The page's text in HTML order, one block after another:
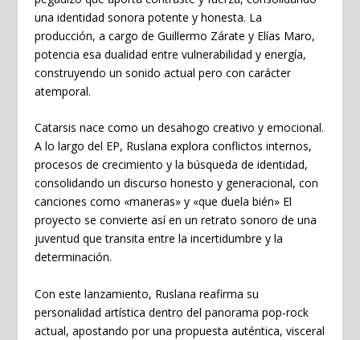
una identidad sonora potente y honesta. La
producción, a cargo de Guillermo Zárate y Elías Maro,
potencia esa dualidad entre vulnerabilidad y energía,
construyendo un sonido actual pero con carácter
atemporal.
Catarsis nace como un desahogo creativo y emocional.
A lo largo del EP, Ruslana explora conflictos internos,
procesos de crecimiento y la búsqueda de identidad,
consolidando un discurso honesto y generacional, con
canciones como «maneras»y «que duela bién»El
proyecto se convierte así en un retrato sonoro de una
juventud que transita entre la incertidumbre y la
determinación.
Con este lanzamiento, Ruslana reafirma su
personalidad artística dentro del panorama pop-rock
actual, apostando por una propuesta auténtica, visceral